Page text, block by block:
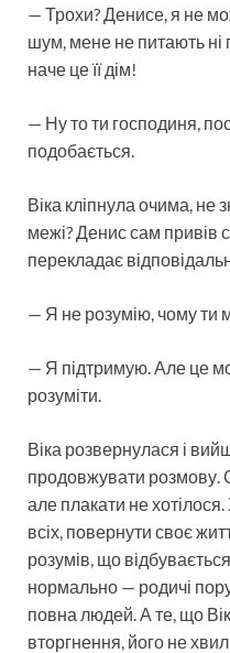
— Трохи? Денисе, я не
шум, мене не питають
наче це її дім!
— Ну то ти господиня,
подобається.
Віка кліпнула очима, не
межі? Денис сам привів
перекладає
— Я не розумію, чому ти
— Я підтримую. Але це
розуміти.
Віка розвернулася і
продовжувати розмову.
але плакати не
всіх, повернути своє
розумів, що
нормально — родичі
повна людей. А те, що
вторгнення, його не